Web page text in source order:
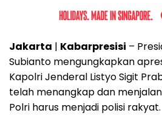
Jakarta | Kabarpresisi –
Subianto mengungkapkan
Kapolri Jenderal Listyo Sigit
telah menangkap dan
Polri harus menjadi polisi rakyat.